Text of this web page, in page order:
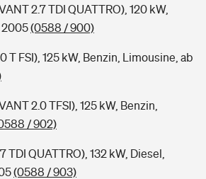
2.7 TDI QUATTRO), 120 kW,
2005(0588 / 900)
T FSI), 125 kW, Benzin, Limousine, ab
2.0 TFSI), 125 kW, Benzin,
/ 902)
TDI QUATTRO), 132 kW, Diesel,
(0588 / 903)